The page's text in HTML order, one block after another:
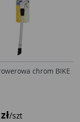
chrom BIKE
/szt